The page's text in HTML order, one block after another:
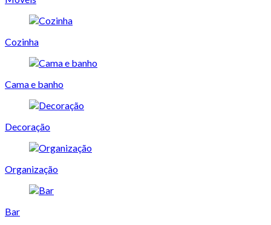
Cozinha
Cama e banho
Decoração
Organização
Bar